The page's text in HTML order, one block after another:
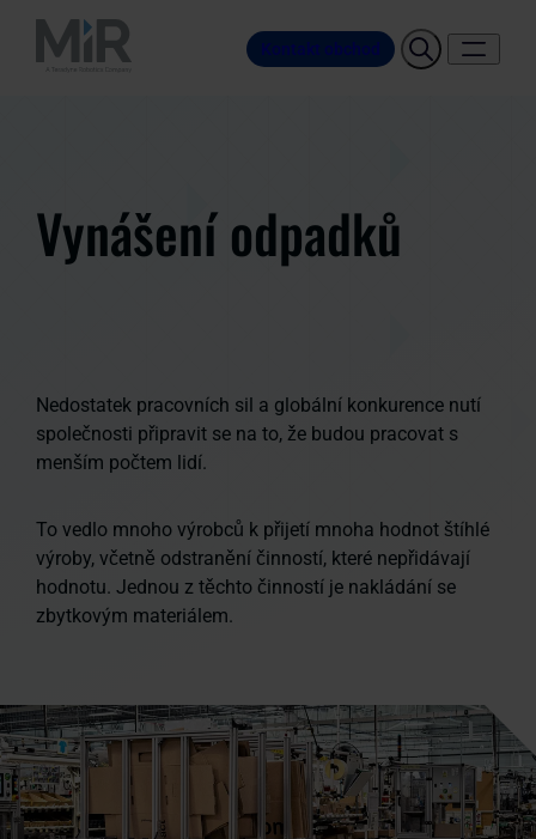
Kontakt obchod
Vynášení odpadků
Nedostatek pracovních sil a globální konkurence nutí
společnosti připravit se na to, že budou pracovat s
menším počtem lidí.
To vedlo mnoho výrobců k přijetí mnoha hodnot štíhlé
výroby, včetně odstranění činností, které nepřidávají
hodnotu. Jednou z těchto činností je nakládání se
zbytkovým materiálem.